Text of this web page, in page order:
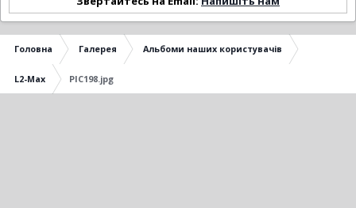
Головна Галерея Альбоми наших користувачів
L2-Max PIC198.jpg